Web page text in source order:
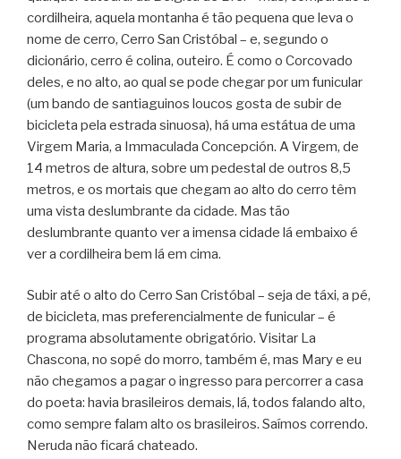
cordilheira, aquela montanha é tão pequena que leva o
nome de cerro, Cerro San Cristóbal – e, segundo o
dicionário, cerro é colina, outeiro. É como o Corcovado
deles, e no alto, ao qual se pode chegar por um funicular
(um bando de santiaguinos loucos gosta de subir de
bicicleta pela estrada sinuosa), há uma estátua de uma
Virgem Maria, a Immaculada Concepción. A Virgem, de
14 metros de altura, sobre um pedestal de outros 8,5
metros, e os mortais que chegam ao alto do cerro têm
uma vista deslumbrante da cidade. Mas tão
deslumbrante quanto ver a imensa cidade lá embaixo é
ver a cordilheira bem lá em cima.
Subir até o alto do Cerro San Cristóbal – seja de táxi, a pé,
de bicicleta, mas preferencialmente de funicular – é
programa absolutamente obrigatório. Visitar La
Chascona, no sopé do morro, também é, mas Mary e eu
não chegamos a pagar o ingresso para percorrer a casa
do poeta: havia brasileiros demais, lá, todos falando alto,
como sempre falam alto os brasileiros. Saímos correndo.
Neruda não ficará chateado.